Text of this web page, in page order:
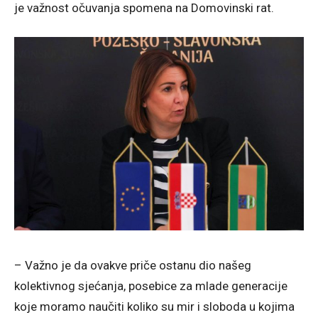
je važnost očuvanja spomena na Domovinski rat.
– Važno je da ovakve priče ostanu dio našeg
kolektivnog sjećanja, posebice za mlade generacije
koje moramo naučiti koliko su mir i sloboda u kojima